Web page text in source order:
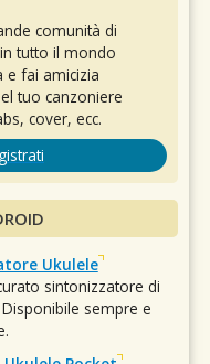
comunità di
tutto il mondo
e fai amicizia
tuo canzoniere
cover, ecc.
Ukulele
sintonizzatore di
sempre e